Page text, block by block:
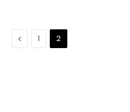
Précédent
1 2